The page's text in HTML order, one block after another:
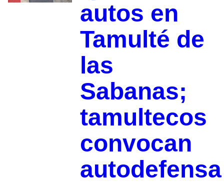
autos en
Tamulté de
las
Sabanas;
tamultecos
convocan
autodefensa